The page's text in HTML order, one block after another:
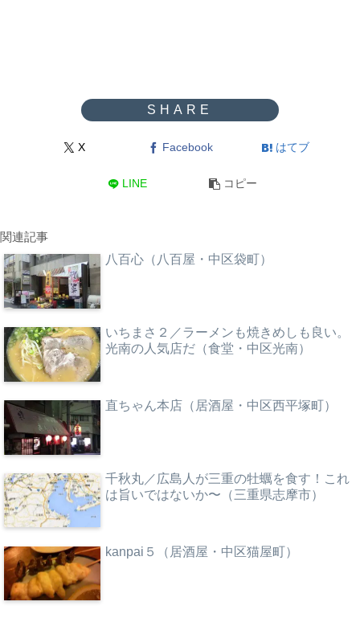
X Facebook はてブ
LINE コピー
関連記事
八百心（八百屋・中区袋町）
いちまさ２／ラーメンも焼きめしも良い。
光南の人気店だ（食堂・中区光南）
直ちゃん本店（居酒屋・中区西平塚町）
千秋丸／広島人が三重の牡蠣を食す！これ
は旨いではないか〜（三重県志摩市）
kanpai５（居酒屋・中区猫屋町）